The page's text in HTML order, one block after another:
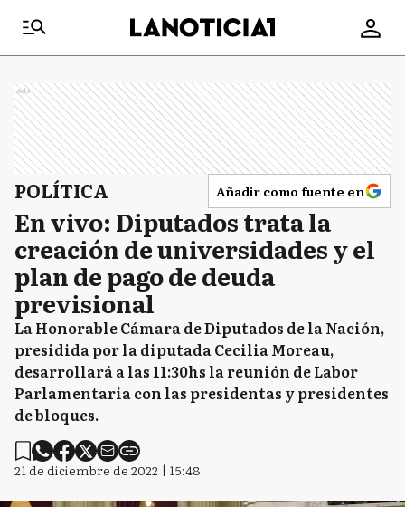
Ads
POLÍTICA Añadir como fuente en
En vivo: Diputados trata la
creación de universidades y el
plan de pago de deuda
previsional
La Honorable Cámara de Diputados de la Nación,
presidida por la diputada Cecilia Moreau,
desarrollará a las 11:30hs la reunión de Labor
Parlamentaria con las presidentas y presidentes
de bloques.
21 de diciembre de 2022 | 15:48